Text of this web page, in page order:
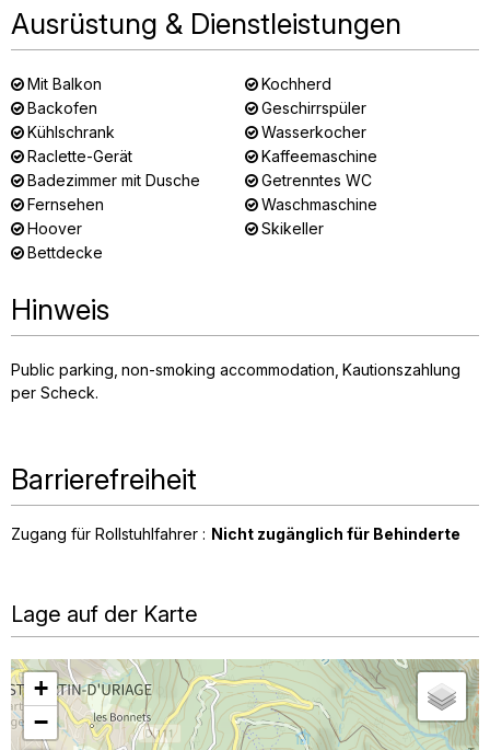
Ausrüstung & Dienstleistungen
Mit Balkon
Kochherd
Backofen
Geschirrspüler
Kühlschrank
Wasserkocher
Raclette-Gerät
Kaffeemaschine
Badezimmer mit Dusche
Getrenntes WC
Fernsehen
Waschmaschine
Hoover
Skikeller
Bettdecke
Hinweis
Public parking non-smoking accommodation Kautionszahlung
per Scheck
Barrierefreiheit
Zugang für Rollstuhlfahrer : Nicht zugänglich für Behinderte
Lage auf der Karte
+
−